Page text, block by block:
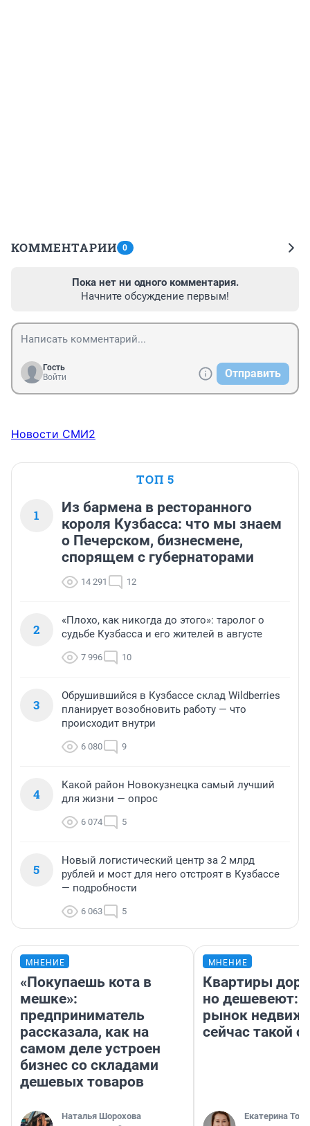
КОММЕНТАРИИ 0
Пока нет ни одного комментария.
Начните обсуждение первым!
Гость
Войти
Отправить
Новости СМИ2
ТОП 5
1
Из бармена в ресторанного
короля Кузбасса: что мы знаем
о Печерском, бизнесмене,
спорящем с губернаторами
14 291 12
2
«Плохо, как никогда до этого»: таролог о
судьбе Кузбасса и его жителей в августе
7 996 10
3
Обрушившийся в Кузбассе склад Wildberries
планирует возобновить работу — что
происходит внутри
6 080 9
4
Какой район Новокузнецка самый лучший
для жизни — опрос
6 074 5
5
Новый логистический центр за 2 млрд
рублей и мост для него отстроят в Кузбассе
— подробности
6 063 5
МНЕНИЕ
«Покупаешь кота в
мешке»:
предприниматель
рассказала, как на
самом деле устроен
бизнес со складами
дешевых товаров
Наталья Шорохова
МНЕНИЕ
Квартиры
но дешевеют:
рынок
сейчас такой
Екатерина